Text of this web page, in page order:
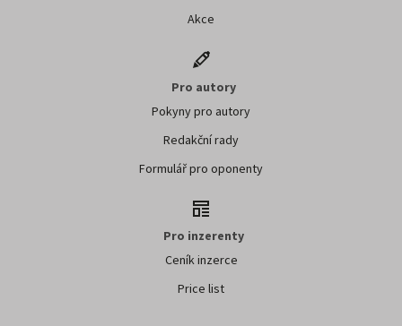
Akce
Pro autory
Pokyny pro autory
Redakční rady
Formulář pro oponenty
Pro inzerenty
Ceník inzerce
Price list